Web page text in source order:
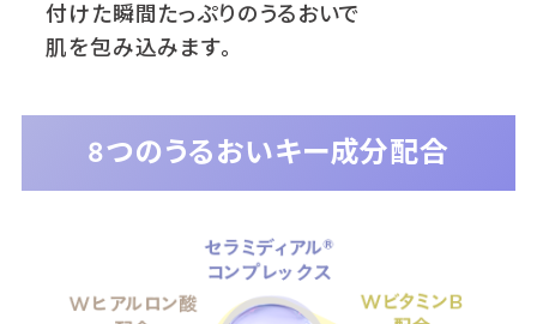
付けた瞬間たっぷりのうるおいで
肌を包み込みます。
8つのうるおいキー成分配合